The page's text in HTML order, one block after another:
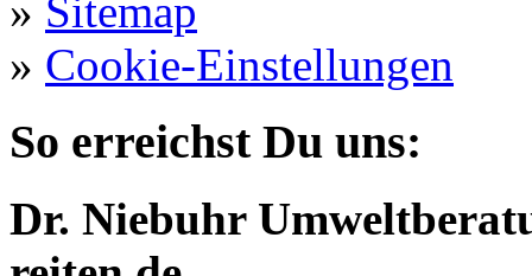
» Sitemap
» Cookie-Einstellungen
So erreichst Du uns:
Dr. Niebuhr